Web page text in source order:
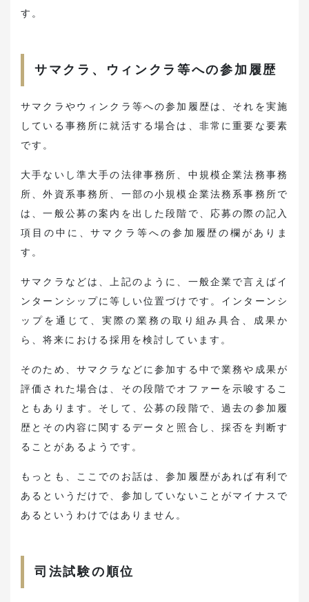
す。
サマクラ、ウィンクラ等への参加履歴
サマクラやウィンクラ等への参加履歴は、それを実施
している事務所に就活する場合は、非常に重要な要素
です。
大手ないし準大手の法律事務所、中規模企業法務事務
所、外資系事務所、一部の小規模企業法務系事務所で
は、一般公募の案内を出した段階で、応募の際の記入
項目の中に、サマクラ等への参加履歴の欄がありま
す。
サマクラなどは、上記のように、一般企業で言えばイ
ンターンシップに等しい位置づけです。インターンシ
ップを通じて、実際の業務の取り組み具合、成果か
ら、将来における採用を検討しています。
そのため、サマクラなどに参加する中で業務や成果が
評価された場合は、その段階でオファーを示唆するこ
ともあります。そして、公募の段階で、過去の参加履
歴とその内容に関するデータと照合し、採否を判断す
ることがあるようです。
もっとも、ここでのお話は、参加履歴があれば有利で
あるというだけで、参加していないことがマイナスで
あるというわけではありません。
司法試験の順位